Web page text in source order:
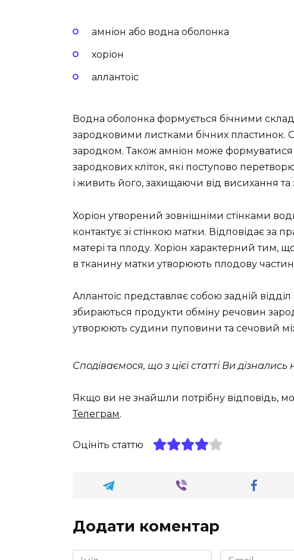
амніон або водна оболонка
хоріон
аллантоїс
Водна оболонка формується бічними
зародковими листками бічних пластинок.
зародком. Також амніон може
зародкових кліток, які поступово
і живить його, захищаючи від висихання
Хоріон утворений зовнішніми стінками
контактує зі стінкою матки. Відповідає
матері та плоду. Хоріон характерний тим,
в тканину матки утворюють плодову
Аллантоїс представляє собою задній
збираються продукти обміну речовин
утворюють судини пуповини та сечовий
Сподіваємося, що з цієї статті Ви
Якщо ви не знайшли потрібну відповідь,
Телеграм.
Оцініть статтю
Додати коментар
Ім'я Email